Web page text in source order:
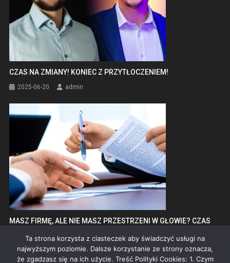
CZAS NA ZMIANY! KONIEC Z PRZYTŁOCZENIEM!
2025-06-20 admin
MASZ FIRMĘ, ALE NIE MASZ PRZESTRZENI W GŁOWIE? CZAS
2025-07-09 admin
Ta strona korzysta z ciasteczek aby świadczyć usługi na
najwyższym poziomie. Dalsze korzystanie ze strony oznacza,
że zgadzasz się na ich użycie. Treść Polityki Cookies: 1. Czym